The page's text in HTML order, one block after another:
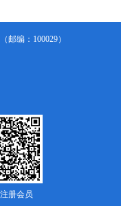
邮编：100029）
册会员